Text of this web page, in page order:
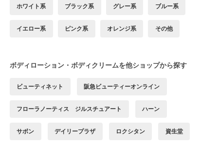
ホワイト系 ブラック系 グレー系 ブルー系
イエロー系 ピンク系 オレンジ系 その他
ボディローション・ボディクリームを他ショップから探す
ビューティネット 阪急ビューティーオンライン
フローラノーティス ジルスチュアート ハーン
サボン デイリープラザ ロクシタン 資生堂